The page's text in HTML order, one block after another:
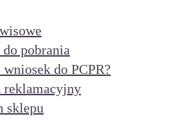
pobrania
wniosek do PCPR?
reklamacyjny
sklepu